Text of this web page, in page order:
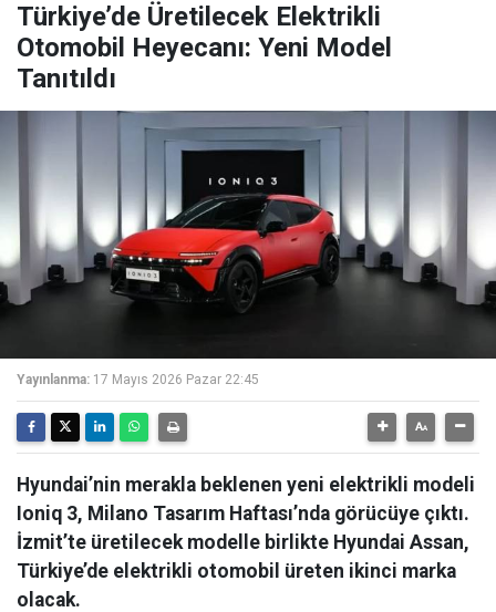
Türkiye’de Üretilecek Elektrikli
Otomobil Heyecanı: Yeni Model
Tanıtıldı
Yayınlanma: 17 Mayıs 2026 Pazar 22:45
Hyundai’nin merakla beklenen yeni elektrikli modeli
Ioniq 3, Milano Tasarım Haftası’nda görücüye çıktı.
İzmit’te üretilecek modelle birlikte Hyundai Assan,
Türkiye’de elektrikli otomobil üreten ikinci marka
olacak.